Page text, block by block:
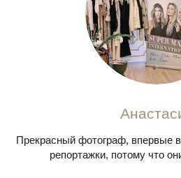
Прекрасный фотограф, впервые
репортажки, потому что